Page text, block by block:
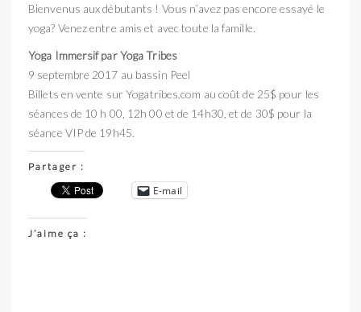
Bienvenus aux débutants ! Vous n’avez pas encore essayé le
yoga? Venez entre amis et avec toute la famille.
Yoga Immersif par Yoga Tribes
9 septembre 2017 au bassin Peel
Billets en vente sur Yogatribes.com au coût de 25$ pour les
séances de 10 h 00, 12h 00 et de 14h30, et de 30$ pour la
séance VIP de 19h45.
Partager :
E-mail
J’aime ça :